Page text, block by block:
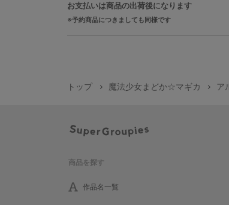
お支払いは商品の出荷後になります
予約商品につきましても同様です
トップ 魔法少女まどか☆マギカ ア
商品を探す
作品名一覧